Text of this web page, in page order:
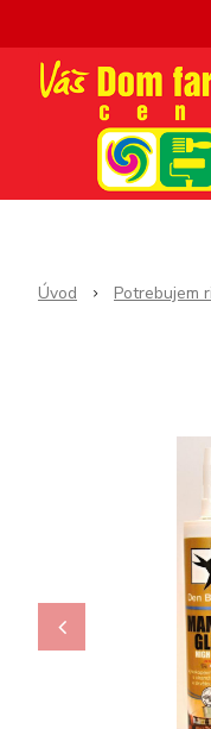
Úvod Potrebujem